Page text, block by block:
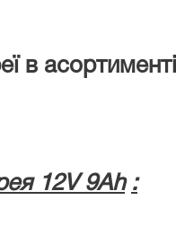
в
12V 9Ah :